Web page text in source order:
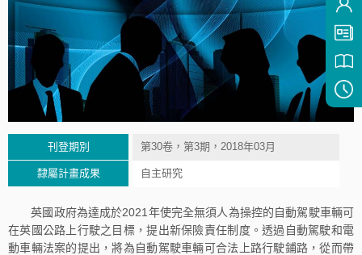
刊登期別 第30卷，第3期，2018年03月
隸屬計畫成果 自主研究
英國政府為達成於2021年使完全無須人為操控的自動駕駛車輛可
在英國公路上行駛之目標，提出新保險責任制度。透過自動駕駛和電
動車輛法案的提出，將為自動駕駛車輛可合法上路行駛鋪路，從而帶